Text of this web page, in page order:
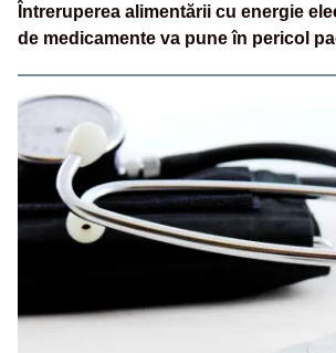
Întreruperea alimentării cu energie
de medicamente va pune în pericol